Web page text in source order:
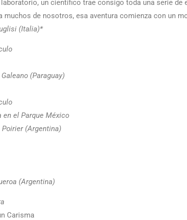
un científico trae consigo toda una serie de
muchos de nosotros, esa aventura comienza con un
(Italia)*
(Paraguay)
en el Parque México
(Argentina)
(Argentina)
Carisma